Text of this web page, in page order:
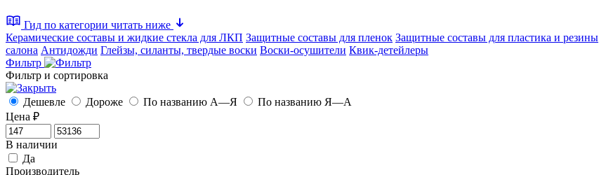
Гид по категории читать ниже
Керамические составы и жидкие стекла для ЛКП Защитные составы для пленок Защитные составы для пластика и резины
салона Антидожди Глейзы, силанты, твердые воски Воски-осушители Квик-детейлеры
Фильтр
Фильтр и сортировка
Дешевле Дороже По названию А—Я
По названию Я—А
Цена ₽
В наличии
Да
Производитель